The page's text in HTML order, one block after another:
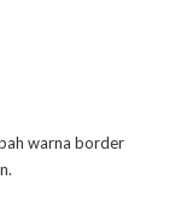
warna border